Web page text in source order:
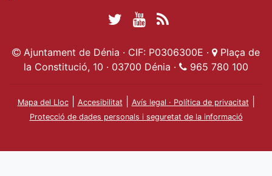
de Dénia
Twitter Ajuntament
de Dénia
Ajuntament de
Dénia
Actualitat
Ajuntament
Ajuntament de Dénia · CIF: P0306300E ·
Plaça de
la Constitució, 10 · 03700 Dénia ·
965 780 100
Mapa del Lloc| Accesibilitat Avís legal · Política de privacitat
Protecció de dades personals i seguretat de la informació